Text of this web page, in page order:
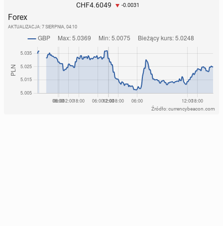
CHF4.6049 -0.0031
Forex
AKTUALIZACJA: 7 SIERPNIA, 04:10
Źródło: currencybeacon.com